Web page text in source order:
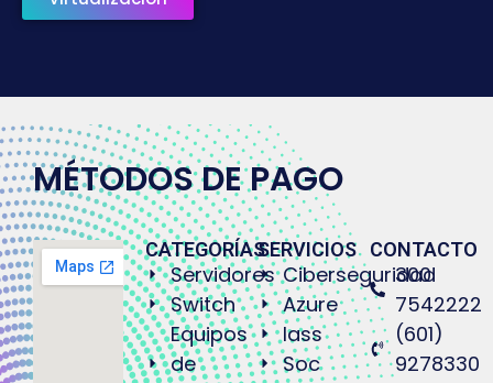
MÉTODOS DE PAGO
CATEGORÍAS
Servidores
Switch
Equipos
de
SERVICIOS
Ciberseguridad
Azure
Iass
Soc
CONTACTO
300
7542222
(601)
9278330